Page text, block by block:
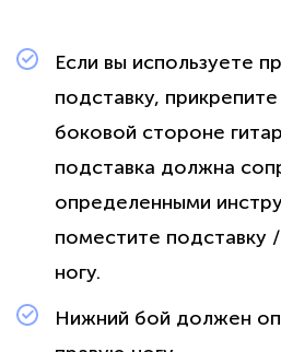
Если вы используете
подставку,
боковой стороне
подставка должна
определенными
поместите подставку
ногу.
Нижний бой должен